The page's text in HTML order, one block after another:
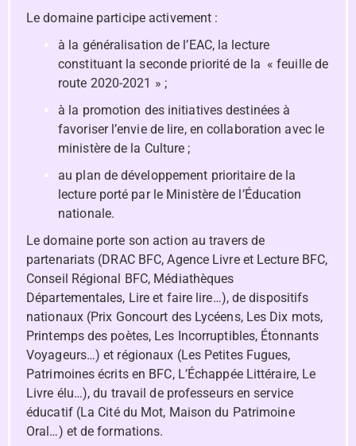
Le domaine participe activement :
à la généralisation de l’EAC, la lecture
constituant la seconde priorité de la « feuille de
route 2020-2021 » ;
à la promotion des initiatives destinées à
favoriser l’envie de lire, en collaboration avec le
ministère de la Culture ;
au plan de développement prioritaire de la
lecture porté par le Ministère de l’Éducation
nationale.
Le domaine porte son action au travers de
partenariats (DRAC BFC, Agence Livre et Lecture BFC,
Conseil Régional BFC, Médiathèques
Départementales, Lire et faire lire…), de dispositifs
nationaux (Prix Goncourt des Lycéens, Les Dix mots,
Printemps des poètes, Les Incorruptibles, Étonnants
Voyageurs…) et régionaux (Les Petites Fugues,
Patrimoines écrits en BFC, L’Échappée Littéraire, Le
Livre élu…), du travail de professeurs en service
éducatif (La Cité du Mot, Maison du Patrimoine
Oral…) et de formations.